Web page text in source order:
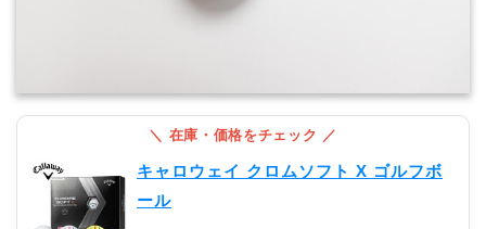
キャロウェイ クロムソフト X ゴルフボ
ール